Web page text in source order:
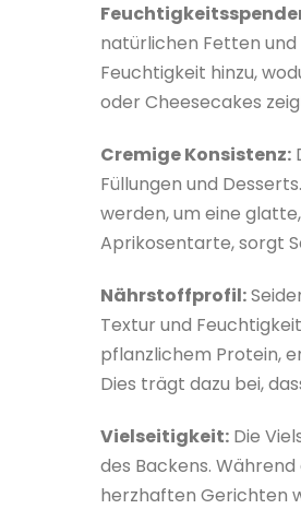
natürlichen Fetten
Feuchtigkeit hinzu,
oder Cheesecakes
Cremige Konsistenz:
Füllungen und
werden, um eine
Aprikosentarte, sorgt
Nährstoffprofil:
Textur und
pflanzlichem Protein,
Dies trägt dazu bei,
Vielseitigkeit: Die
des Backens.
herzhaften Gerichten